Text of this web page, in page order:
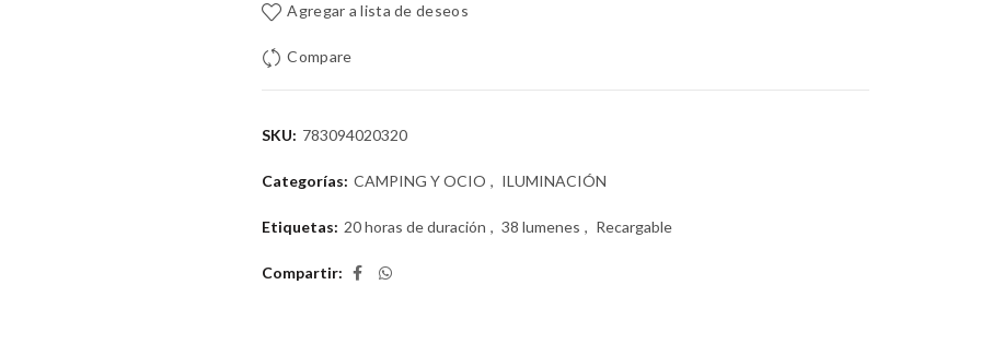
Agregar a lista de deseos
Compare
SKU: 783094020320
Categorías: CAMPING Y OCIO , ILUMINACIÓN
Etiquetas: 20 horas de duración , 38 lumenes , Recargable
Compartir